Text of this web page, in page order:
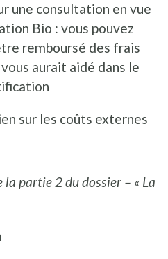
une consultation en vue
Bio : vous pouvez
remboursé des frais
aurait aidé dans le
sur les coûts externes
partie 2 du dossier – « La